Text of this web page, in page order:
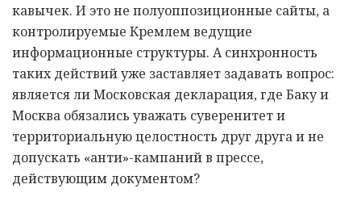
кавычек. И это не полуоппозиционные сайты, а
контролируемые Кремлем ведущие
информационные структуры. А синхронность
таких действий уже заставляет задавать вопрос:
является ли Московская декларация, где Баку и
Москва обязались уважать суверенитет и
территориальную целостность друг друга и не
допускать «анти»-кампаний в прессе,
действующим документом?